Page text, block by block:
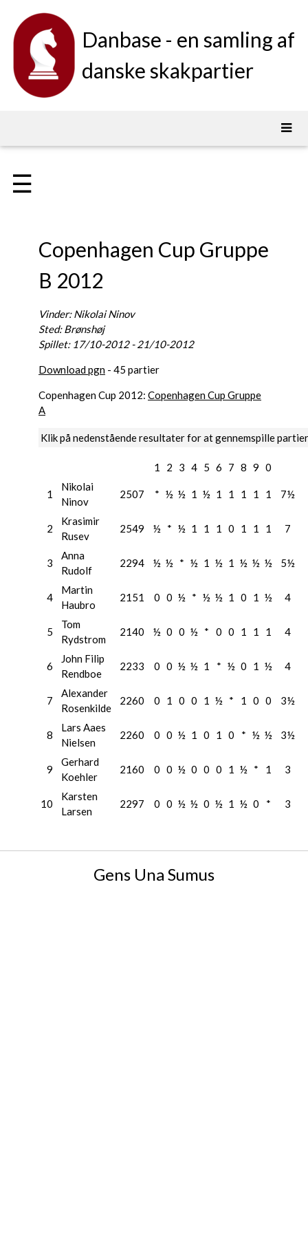
Danbase - en samling af
danske skakpartier
☰
Copenhagen Cup Gruppe
B 2012
Vinder: Nikolai Ninov
Sted: Brønshøj
Spillet: 17/10-2012 - 21/10-2012
Download pgn - 45 partier
Copenhagen Cup 2012: Copenhagen Cup Gruppe
A
Klik på nedenstående resultater for at gennemspille partier
1 2 3 4 5 6 7 8 9 0
1
Nikolai
Ninov
2507 * ½ ½ 1 ½ 1 1 1 1 1 7½
2
Krasimir
Rusev
2549 ½ * ½ 1 1 1 0 1 1 1 7
3
Anna
Rudolf
2294 ½ ½ * ½ 1 ½ 1 ½ ½ ½ 5½
4
Martin
Haubro
2151 0 0 ½ * ½ ½ 1 0 1 ½ 4
5
Tom
Rydstrom
2140 ½ 0 0 ½ * 0 0 1 1 1 4
6
John Filip
Rendboe
2233 0 0 ½ ½ 1 * ½ 0 1 ½ 4
7
Alexander
Rosenkilde
2260 0 1 0 0 1 ½ * 1 0 0 3½
8
Lars Aaes
Nielsen
2260 0 0 ½ 1 0 1 0 * ½ ½ 3½
9
Gerhard
Koehler
2160 0 0 ½ 0 0 0 1 ½ * 1 3
10
Karsten
Larsen
2297 0 0 ½ ½ 0 ½ 1 ½ 0 * 3
Gens Una Sumus